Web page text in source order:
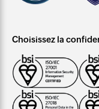
Choisissez la